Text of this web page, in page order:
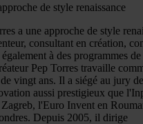
de style renaissance
a une approche de style
consultant en création,
à des programmes
Pep Torres travaille
vingt ans. Il a siégé au jury
aussi prestigieux que
l'Euro Invent en
Depuis 2005, il dirige